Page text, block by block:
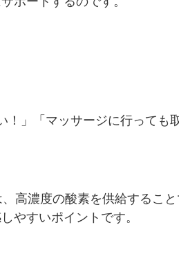
！」「マッサージに行っても
高濃度の酸素を供給するこ
やすいポイントです。